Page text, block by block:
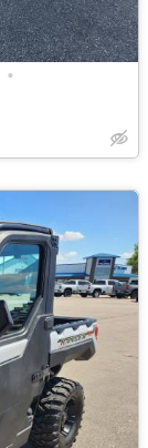
•